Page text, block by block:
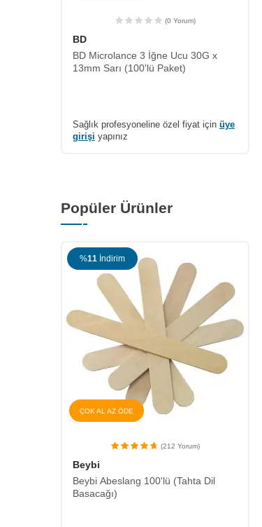
(0 Yorum)
BD
BD Microlance 3 İğne Ucu 30G x
13mm Sarı (100'lü Paket)
Sağlık profesyoneline özel fiyat için üye
girişi yapınız
Popüler Ürünler
%11 İndirim
ÇOK AL AZ ÖDE
(212 Yorum)
Beybi
Beybi Abeslang 100'lü (Tahta Dil
Basacağı)